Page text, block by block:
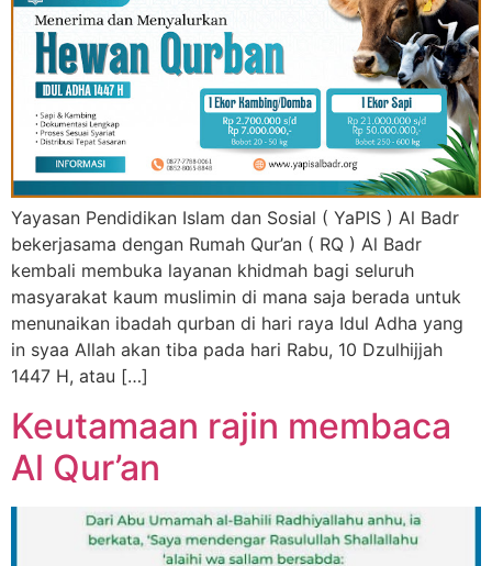
Yayasan Pendidikan Islam dan Sosial ( YaPIS ) Al Badr
bekerjasama dengan Rumah Qur’an ( RQ ) Al Badr
kembali membuka layanan khidmah bagi seluruh
masyarakat kaum muslimin di mana saja berada untuk
menunaikan ibadah qurban di hari raya Idul Adha yang
in syaa Allah akan tiba pada hari Rabu, 10 Dzulhijjah
1447 H, atau […]
Keutamaan rajin membaca
Al Qur’an